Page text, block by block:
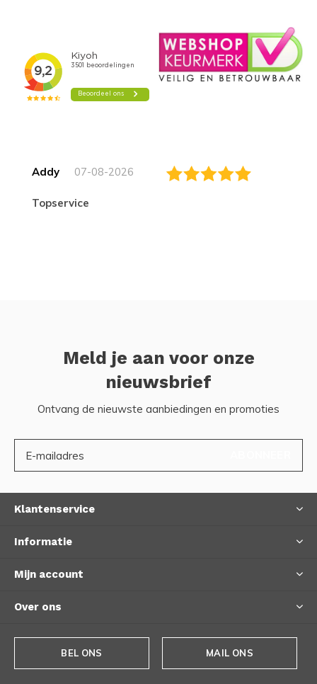
Addy 07-08-2026
topservice
Meld je aan voor onze
nieuwsbrief
Ontvang de nieuwste aanbiedingen en promoties
Klantenservice
Informatie
Mijn account
Over ons
BEL ONS MAIL ONS